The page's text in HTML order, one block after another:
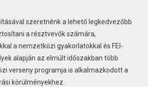
szeretnénk a lehető legkedvezőbb
a résztvevők számára,
a nemzetközi gyakorlatokkal és FEI-
alapján az elmúlt időszakban több
verseny programja is alkalmazkodott a
körülményekhez.